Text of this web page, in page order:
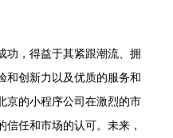
功，得益于其紧跟潮流、拥
和创新力以及优质的服务和
京的小程序公司在激烈的市
任和市场的认可。未来，